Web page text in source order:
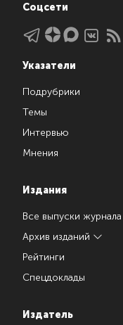
Соцсети
Указатели
Подрубрики
Темы
Интервью
Мнения
Издания
Все выпуски журнала
Архив изданий
Рейтинги
Спецдоклады
Издатель